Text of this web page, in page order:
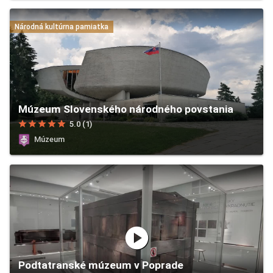
Národná kultúrna pamiatka
Múzeum Slovenského národného povstania
starstarstarstarstar 5.0 (1)
Múzeum
play_circle
Podtatranské múzeum v Poprade